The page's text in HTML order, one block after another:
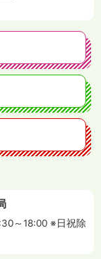
～18:00 ※日祝除